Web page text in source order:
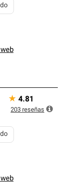
★ 4.81
203 reseñas